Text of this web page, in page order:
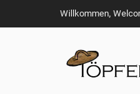
Willkommen,